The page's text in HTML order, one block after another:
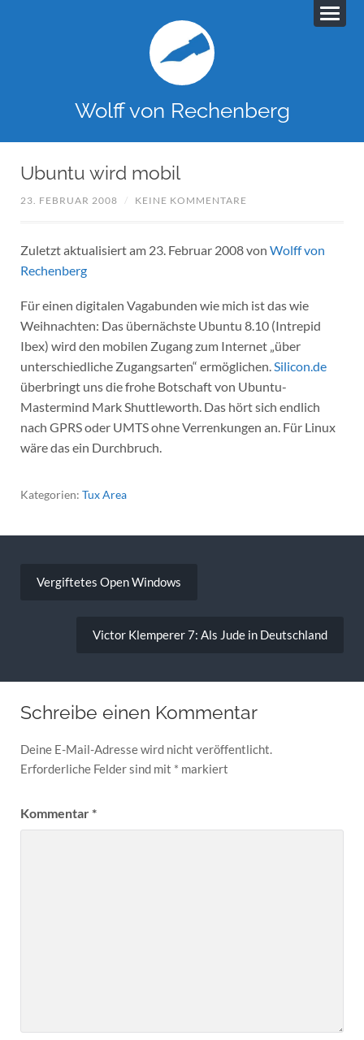
Wolff von Rechenberg
Ubuntu wird mobil
23. FEBRUAR 2008 / KEINE KOMMENTARE
Zuletzt aktualisiert am 23. Februar 2008 von Wolff von
Rechenberg
Für einen digitalen Vagabunden wie mich ist das wie
Weihnachten: Das übernächste Ubuntu 8.10 (Intrepid
Ibex) wird den mobilen Zugang zum Internet „über
unterschiedliche Zugangsarten“ ermöglichen.Silicon.de
überbringt uns die frohe Botschaft von Ubuntu-
Mastermind Mark Shuttleworth. Das hört sich endlich
nach GPRS oder UMTS ohne Verrenkungen an. Für Linux
wäre das ein Durchbruch.
Kategorien: Tux Area
Vergiftetes Open Windows
Victor Klemperer 7: Als Jude in Deutschland
Schreibe einen Kommentar
Deine E-Mail-Adresse wird nicht veröffentlicht.
Erforderliche Felder sind mit * markiert
Kommentar*